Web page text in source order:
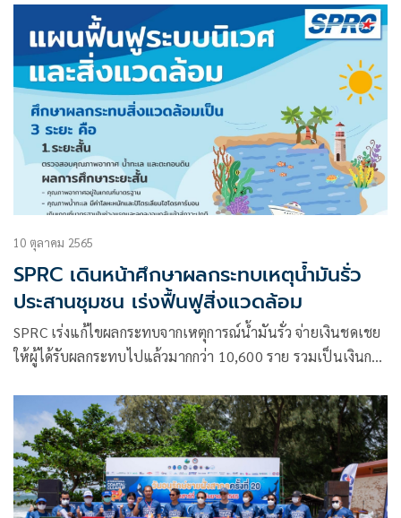
10 ตุลาคม 2565
SPRC เดินหน้าศึกษาผลกระทบเหตุน้ำมันรั่ว
ประสานชุมชน เร่งฟื้นฟูสิ่งแวดล้อม
SPRC เร่งแก้ไขผลกระทบจากเหตุการณ์น้ำมันรั่ว จ่ายเงินชดเชย
ให้ผู้ได้รับผลกระทบไปแล้วมากกว่า 10,600 ราย รวมเป็นเงินกว่า